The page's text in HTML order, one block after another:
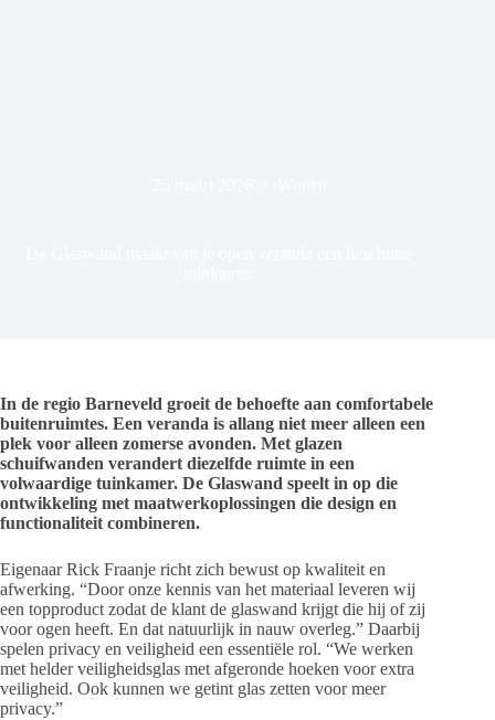
In de regio Barneveld groeit de behoefte aan comfortabele
buitenruimtes. Een veranda is allang niet meer alleen een
plek voor alleen zomerse avonden. Met glazen
schuifwanden verandert diezelfde ruimte in een
volwaardige tuinkamer. De Glaswand speelt in op die
ontwikkeling met maatwerkoplossingen die design en
functionaliteit combineren.
Eigenaar Rick Fraanje richt zich bewust op kwaliteit en
afwerking. “Door onze kennis van het materiaal leveren wij
een topproduct zodat de klant de glaswand krijgt die hij of zij
voor ogen heeft. En dat natuurlijk in nauw overleg.” Daarbij
spelen privacy en veiligheid een essentiële rol. “We werken
met helder veiligheidsglas met afgeronde hoeken voor extra
veiligheid. Ook kunnen we getint glas zetten voor meer
privacy.”